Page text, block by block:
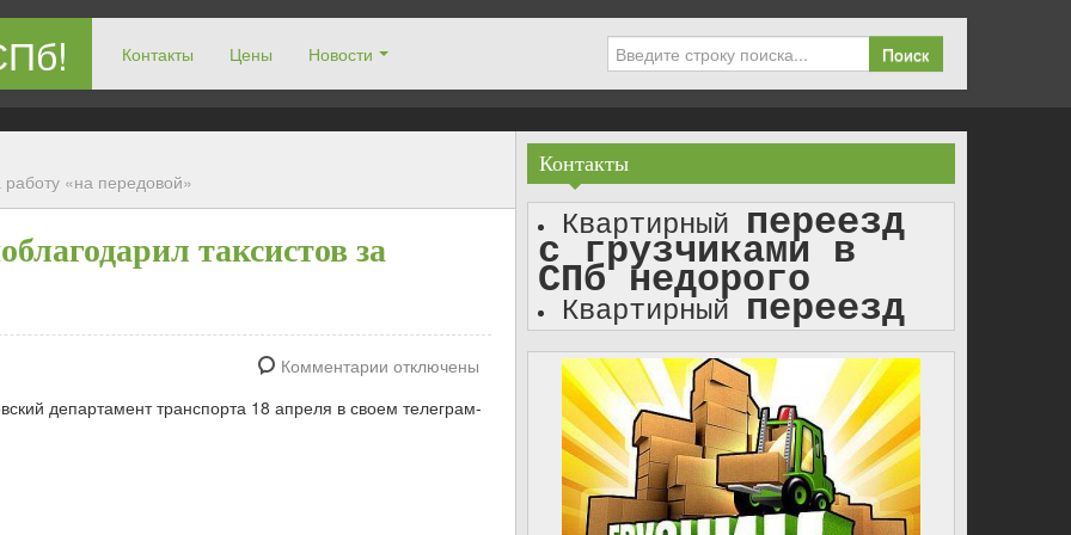
Контакты Цены Новости Поиск
работу «на передовой»
таксистов за
Комментарии отключены
департамент транспорта 18 апреля в своем телеграм-
Контакты
Квартирный переезд
с грузчиками в
СПб недорого
Квартирный переезд